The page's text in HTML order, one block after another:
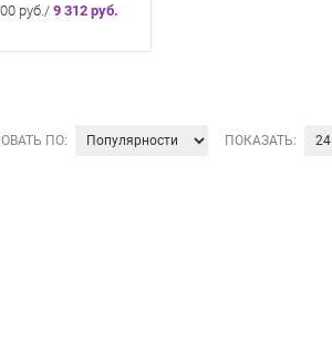
руб./9 312 руб.
ПО: ПОКАЗАТЬ: